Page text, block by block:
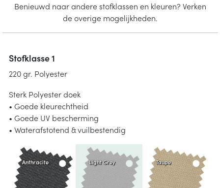
Benieuwd naar andere stofklassen en kleuren? Verken
de overige mogelijkheden.
Stofklasse 1
220 gr. Polyester
Sterk Polyester doek
• Goede kleurechtheid
• Goede UV bescherming
• Waterafstotend & vuilbestendig
Anthracite Light Grey Taupe